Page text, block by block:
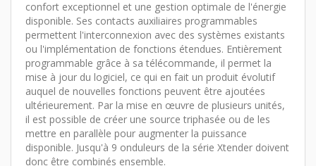
confort exceptionnel et une gestion optimale de l'énergie
disponible. Ses contacts auxiliaires programmables
permettent l'interconnexion avec des systèmes existants
ou l'implémentation de fonctions étendues. Entièrement
programmable grâce à sa télécommande, il permet la
mise à jour du logiciel, ce qui en fait un produit évolutif
auquel de nouvelles fonctions peuvent être ajoutées
ultérieurement. Par la mise en œuvre de plusieurs unités,
il est possible de créer une source triphasée ou de les
mettre en parallèle pour augmenter la puissance
disponible. Jusqu'à 9 onduleurs de la série Xtender doivent
donc être combinés ensemble.